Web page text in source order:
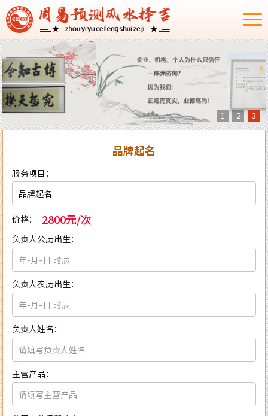
1 2 3
品牌起名
服务项目：
价格： 2800元/次
负责人公历出生：
负责人农历出生：
负责人姓名：
主营产品：